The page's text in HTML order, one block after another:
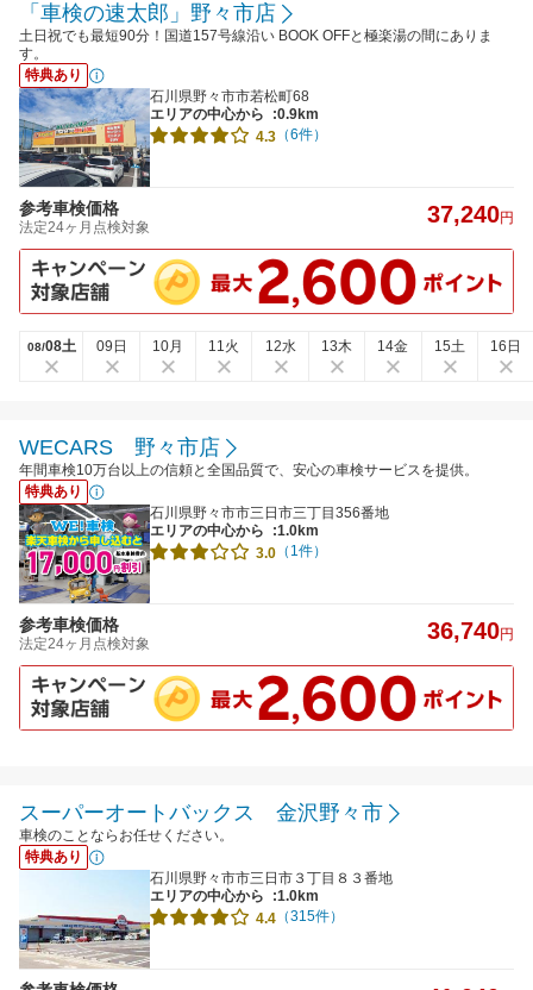
「車検の速太郎」野々市店
土日祝でも最短90分！国道157号線沿い BOOK OFFと極楽湯の間にありま
す。
特典あり
石川県野々市市若松町68
エリアの中心から
:0.9km
4.3 （6件）
参考車検価格
法定24ヶ月点検対象 37,240円
08/08土 09日 10月 11火 12水 13木 14金 15土 16日
WECARS 野々市店
年間車検10万台以上の信頼と全国品質で、安心の車検サービスを提供。
特典あり
石川県野々市市三日市三丁目356番地
エリアの中心から
:1.0km
3.0 （1件）
参考車検価格
法定24ヶ月点検対象 36,740円
スーパーオートバックス 金沢野々市
車検のことならお任せください。
特典あり
石川県野々市市三日市３丁目８３番地
エリアの中心から
:1.0km
4.4 （315件）